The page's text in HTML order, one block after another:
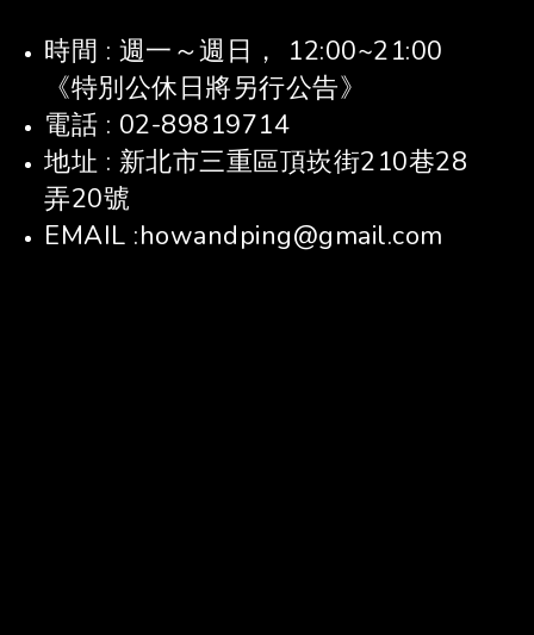
時間 : 週一～週日， 12:00~21:00
《特別公休日將另行公告》
電話 : 02-89819714
地址 : 新北市三重區頂崁街210巷28
弄20號
EMAIL :howandping@gmail.com